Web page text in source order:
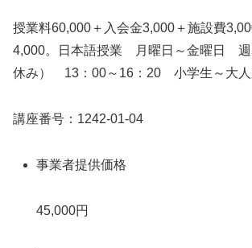
授業料60,000＋入会金3,000＋施設費
4,000。日本語授業 月曜日～金曜日 週
休み） 13：00～16：20 小学生～大人
講座番号：1242-01-04
事業者提供価格
45,000円